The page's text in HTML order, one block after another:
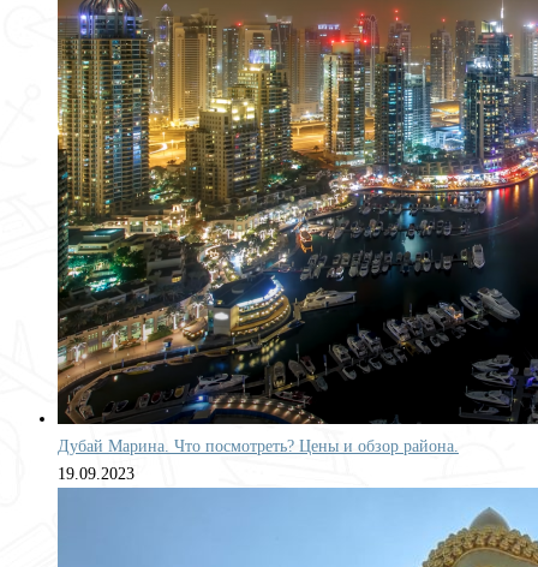
Дубай Марина. Что посмотреть? Цены и обзор района.
19.09.2023